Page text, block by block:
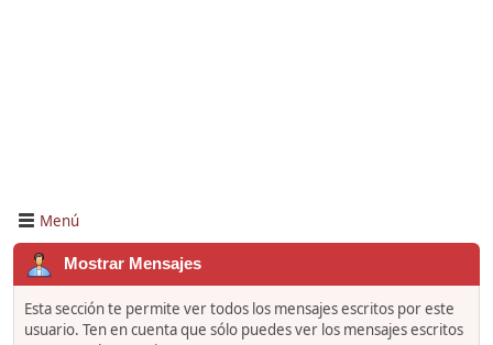
Menú
Mostrar Mensajes
Esta sección te permite ver todos los mensajes escritos por este
usuario. Ten en cuenta que sólo puedes ver los mensajes escritos